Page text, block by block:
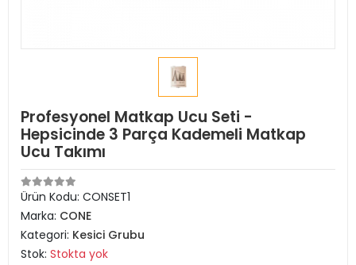
Profesyonel Matkap Ucu Seti -
Hepsicinde 3 Parça Kademeli Matkap
Ucu Takımı
Ürün Kodu: CONSET1
Marka: CONE
Kategori: Kesici Grubu
Stok: Stokta yok